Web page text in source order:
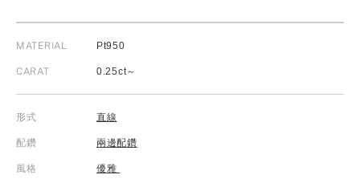
MATERIAL Pt950
CARAT 0.25ct～
形式 直線
配鑽 兩邊配鑽
風格 優雅